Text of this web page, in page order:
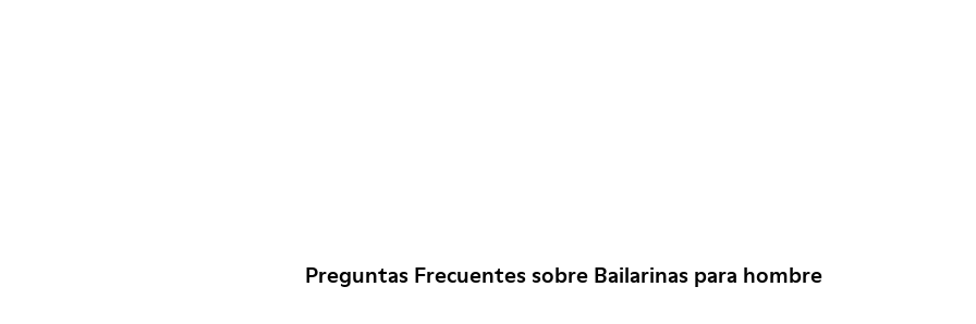
Preguntas Frecuentes sobre Bailarinas para hombre